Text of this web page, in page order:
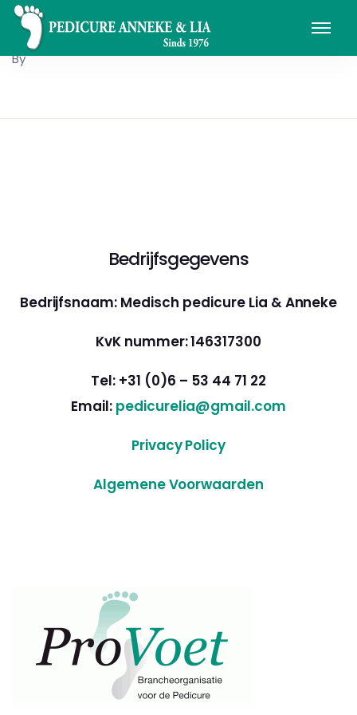
By
Bedrijfsgegevens
Bedrijfsnaam: Medisch pedicure Lia & Anneke
KvK nummer: 146317300
Tel: +31 (0)6 – 53 44 71 22
Email: pedicurelia@gmail.com
Privacy Policy
Algemene Voorwaarden